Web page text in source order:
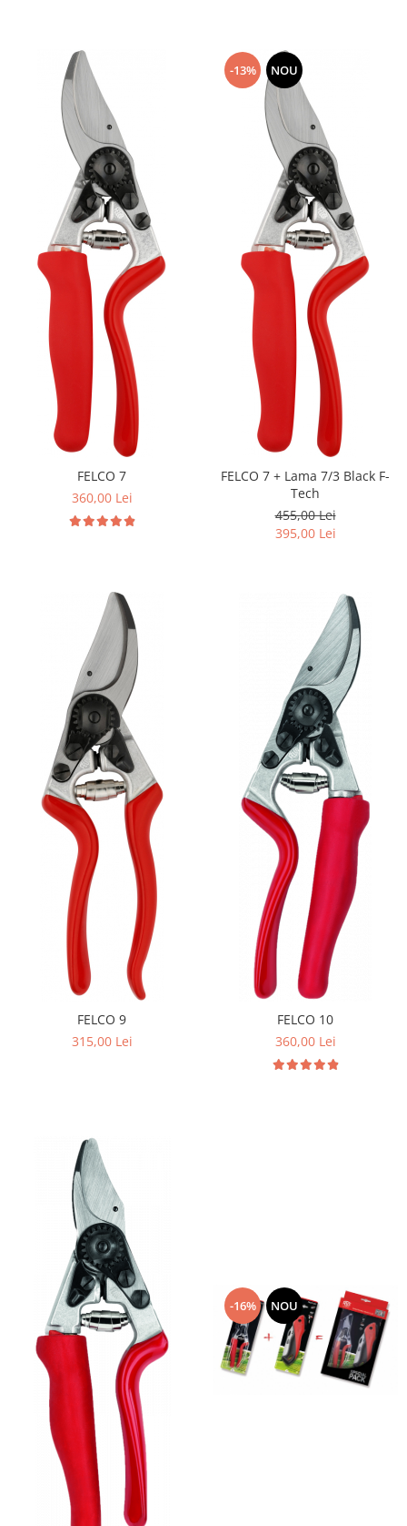
FELCO 7
360,00 Lei
-13% NOU
FELCO 7 + Lama 7/3 Black F-
Tech
455,00 Lei
395,00 Lei
FELCO 9
315,00 Lei
FELCO 10
360,00 Lei
-16% NOU